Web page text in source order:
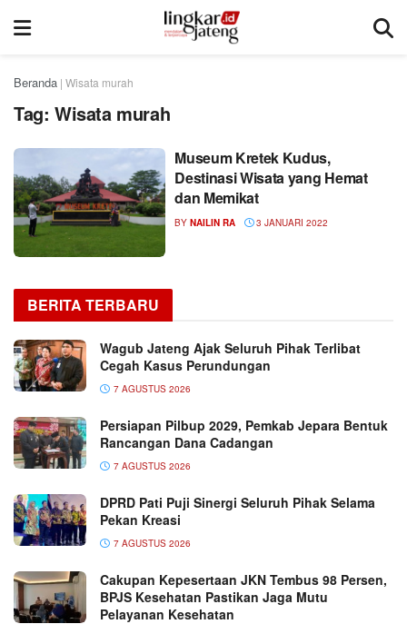
Beranda | Wisata murah
Tag: Wisata murah
Museum Kretek Kudus,
Destinasi Wisata yang Hemat
dan Memikat
BY NAILIN RA 3 JANUARI 2022
BERITA TERBARU
Wagub Jateng Ajak Seluruh Pihak Terlibat
Cegah Kasus Perundungan
7 AGUSTUS 2026
Persiapan Pilbup 2029, Pemkab Jepara Bentuk
Rancangan Dana Cadangan
7 AGUSTUS 2026
DPRD Pati Puji Sinergi Seluruh Pihak Selama
Pekan Kreasi
7 AGUSTUS 2026
Cakupan Kepesertaan JKN Tembus 98 Persen,
BPJS Kesehatan Pastikan Jaga Mutu
Pelayanan Kesehatan